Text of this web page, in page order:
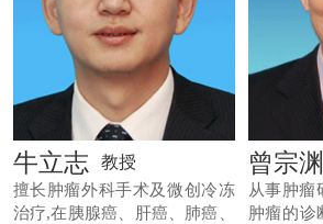
牛立志 教授
擅长肿瘤外科手术及微创冷冻
治疗,在胰腺癌、肝癌、肺癌、
曾宗渊
从事肿瘤
肿瘤的诊